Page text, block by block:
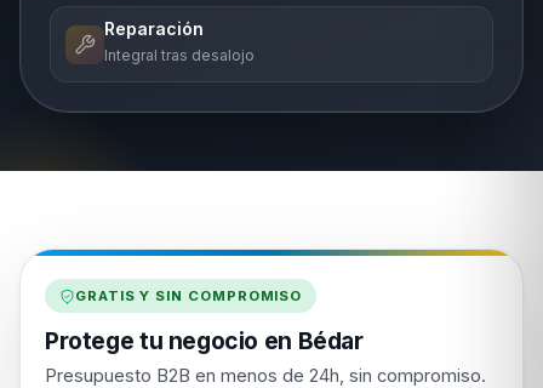
Reparación
Integral tras desalojo
GRATIS Y SIN COMPROMISO
Protege tu negocio en Bédar
Presupuesto B2B en menos de 24h, sin compromiso.